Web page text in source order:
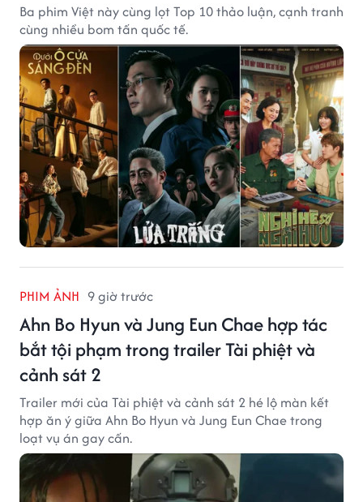
Ba phim Việt này cùng lọt Top 10 thảo luận, cạnh tranh
cùng nhiều bom tấn quốc tế.
PHIM ẢNH 9 giờ trước
Ahn Bo Hyun và Jung Eun Chae hợp tác
bắt tội phạm trong trailer Tài phiệt và
cảnh sát 2
Trailer mới của Tài phiệt và cảnh sát 2 hé lộ màn kết
hợp ăn ý giữa Ahn Bo Hyun và Jung Eun Chae trong
loạt vụ án gay cấn.